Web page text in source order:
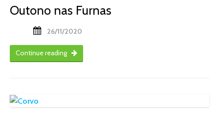
Outono nas Furnas
26/11/2020
Continue reading